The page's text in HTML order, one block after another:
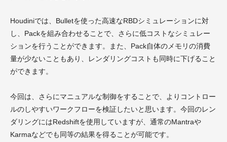
Houdiniでは、Bulletを使った高速なRBDシミュレーションに対
し、Packを組み合わせることで、さらに低コストなシミュレー
ションを行うことができます。また、Pack自体のメモリの消費
量が少ないこともあり、レンダリングコストも同時に下げること
ができます。
今回は、さらにマニュアルな制御をすることで、よりコントロー
ルのしやすいワークフローを検証したいと思います。今回のレン
ダリングにはRedshiftを使用していますが、通常のMantraや
Karmaなどでも同等の結果を得ることが可能です。